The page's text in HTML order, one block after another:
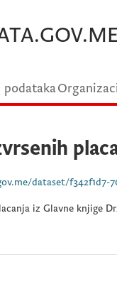
podataka
dataset/f342f1d7-7023-4793-
iz Glavne knjige